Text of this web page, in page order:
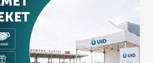
Avrupa Otoyol Hız Limitleri